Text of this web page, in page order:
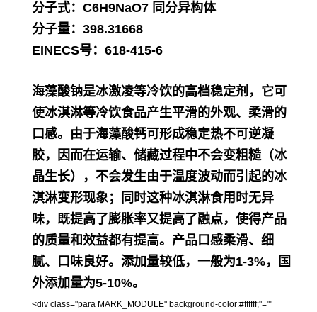
分子式： C6H9NaO7 同分异构体
分子量： 398.31668
EINECS号： 618-415-6
海藻酸钠是冰激凌等冷饮的高档稳定剂，它可
使冰淇淋等冷饮食品产生平滑的外观、柔滑的
口感。由于海藻酸钙可形成稳定热不可逆凝
胶，因而在运输、储藏过程中不会变粗糙（冰
晶生长），不会发生由于温度波动而引起的冰
淇淋变形现象；同时这种冰淇淋食用时无异
味，既提高了膨胀率又提高了融点，使得产品
的质量和效益都有提高。产品口感柔滑、细
腻、口味良好。添加量较低，一般为1-3%，国
外添加量为5-10%。
<div class="para MARK_MODULE" background-color:#ffffff;"=""